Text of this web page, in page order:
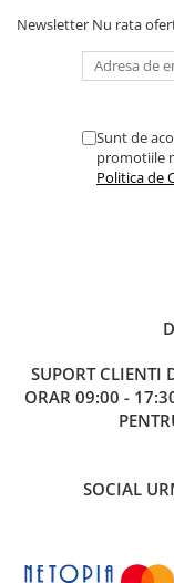
Newsletter Nu rata
Sunt de
promotiile
Politica de
SUPORT CLIENTI
ORAR 09:00 -
SOCIAL